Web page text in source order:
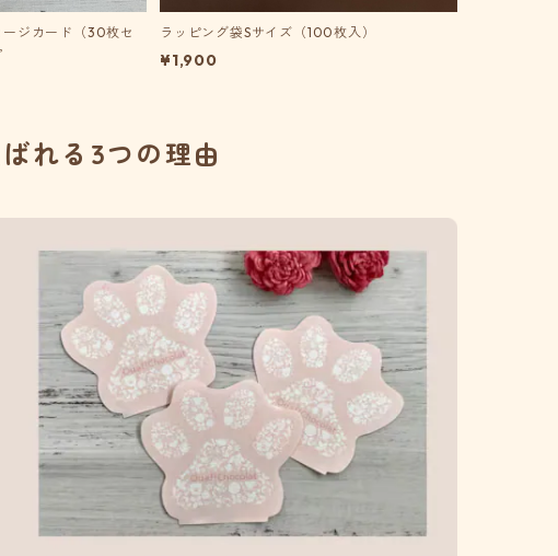
ジカード（30枚セ
ラッピング袋Sサイズ（100枚入）
¥1,900
れる3つの理由